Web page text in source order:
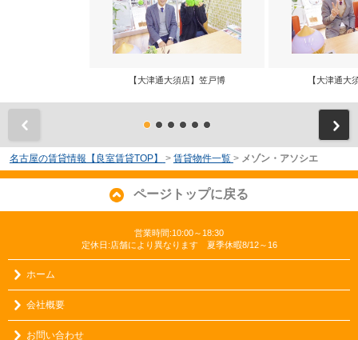
【大津通大須店】笠戸博 【大津通大
名古屋の賃貸情報【良室賃貸TOP】 > 賃貸物件一覧 > メゾン・アソシエ
ページトップに戻る
営業時間:10:00～18:30
定休日:店舗により異なります 夏季休暇8/12～16
ホーム
会社概要
お問い合わせ